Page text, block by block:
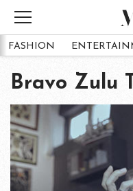
FASHION
Bravo Zulu